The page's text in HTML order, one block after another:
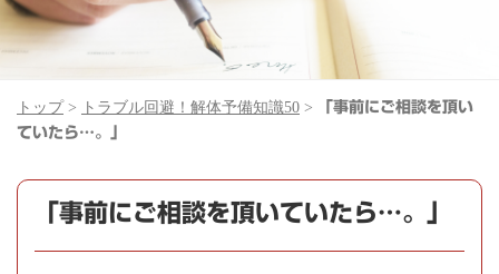
トップ > トラブル回避！解体予備知識50 >
「事前にご相談を頂い
ていたら…。」
「事前にご相談を頂いていたら…。」